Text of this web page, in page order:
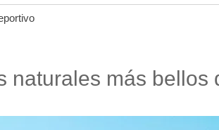
naturales más bellos